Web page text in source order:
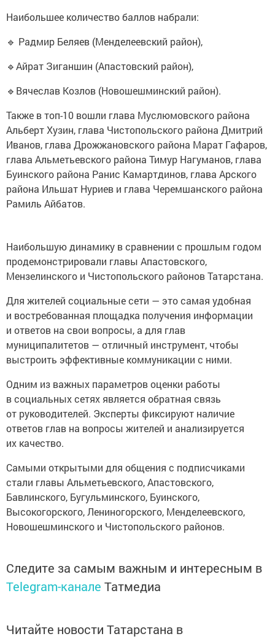
Наибольшее количество баллов набрали:
🔹 Радмир Беляев (Менделеевский район),
🔹Айрат Зиганшин (Апастовский район),
🔹Вячеслав Козлов (Новошешминский район).
Также в топ-10 вошли глава Муслюмовского района
Альберт Хузин, глава Чистопольского района Дмитрий
Иванов, глава Дрожжановского района Марат Гафаров,
глава Альметьевского района Тимур Нагуманов, глава
Буинского района Ранис Камартдинов, глава Арского
района Ильшат Нуриев и глава Черемшанского района
Рамиль Айбатов.
Наибольшую динамику в сравнении с прошлым годом
продемонстрировали главы Апастовского,
Мензелинского и Чистопольского районов Татарстана.
Для жителей социальные сети — это самая удобная
и востребованная площадка получения информации
и ответов на свои вопросы, а для глав
муниципалитетов — отличный инструмент, чтобы
выстроить эффективные коммуникации с ними.
Одним из важных параметров оценки работы
в социальных сетях является обратная связь
от руководителей. Эксперты фиксируют наличие
ответов глав на вопросы жителей и анализируется
их качество.
Самыми открытыми для общения с подписчиками
стали главы Альметьевского, Апастовского,
Бавлинского, Бугульминского, Буинского,
Высокогорского, Лениногорского, Менделеевского,
Новошешминского и Чистопольского районов.
Следите за самым важным и интересным в
Telegram-канале Татмедиа
Читайте новости Татарстана в